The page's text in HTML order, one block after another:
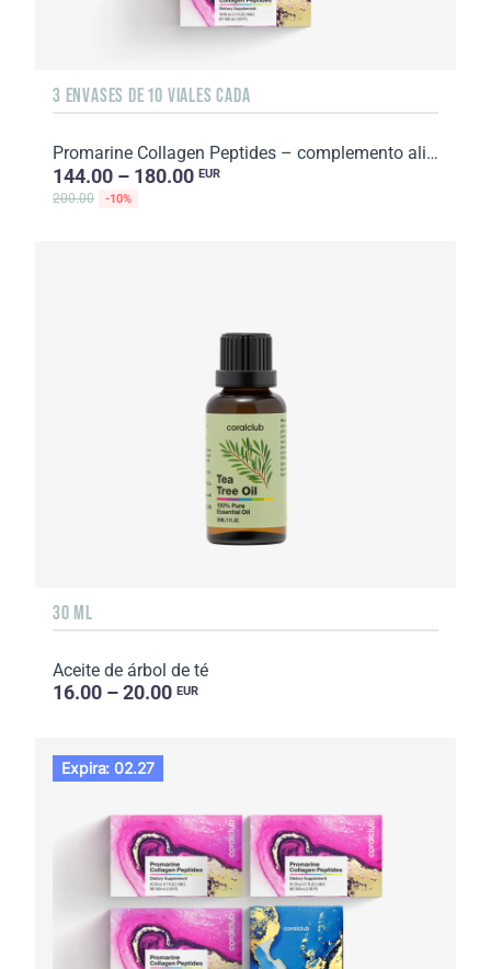
3 ENVASES DE 10 VIALES CADA
Promarine Collagen Peptides – complemento alimenticio con edulcorantes. Volumen: 1500 ml (30 х 50...
144.00 – 180.00 EUR
200.00 -10%
30 ML
Aceite de árbol de té
16.00 – 20.00 EUR
Expira: 02.27